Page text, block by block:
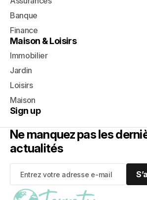
Banque
Finance
Maison & Loisirs
Immobilier
Jardin
Loisirs
Maison
Sign up
Ne manquez pas les
actualités